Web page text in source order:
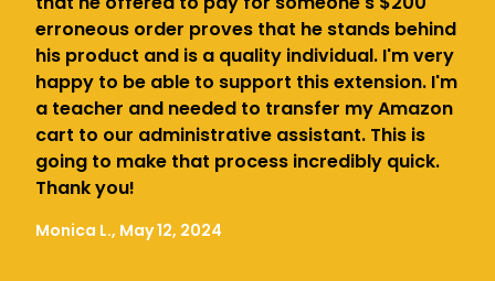
erroneous order proves that he stands behind
his product and is a quality individual. I'm very
happy to be able to support this extension. I'm
a teacher and needed to transfer my Amazon
cart to our administrative assistant. This is
going to make that process incredibly quick.
Thank you!
Monica L., May 12, 2024